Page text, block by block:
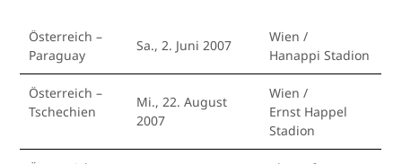
Österreich –
Paraguay
Sa., 2. Juni 2007
Wien /
Hanappi Stadion
Österreich –
Tschechien
Mi., 22. August
2007
Wien /
Ernst Happel
Stadion